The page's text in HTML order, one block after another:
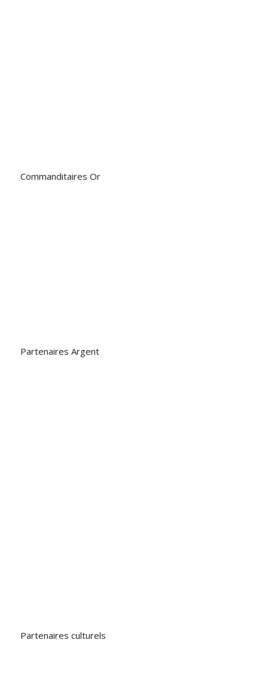
Commanditaires Or
Partenaires Argent
Partenaires culturels